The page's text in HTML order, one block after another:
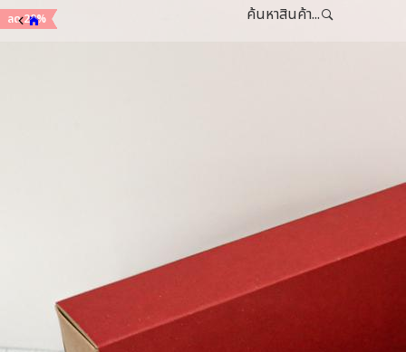
ค้นหาสินค้า...
ลด 20%
ลด 20%
ลด 30%
ลด 30%
ลด 30%
ลด 30%
ลด 30%
ลด 30%
ลด 30%
ลด 20%
ลด 20%
ลด 20%